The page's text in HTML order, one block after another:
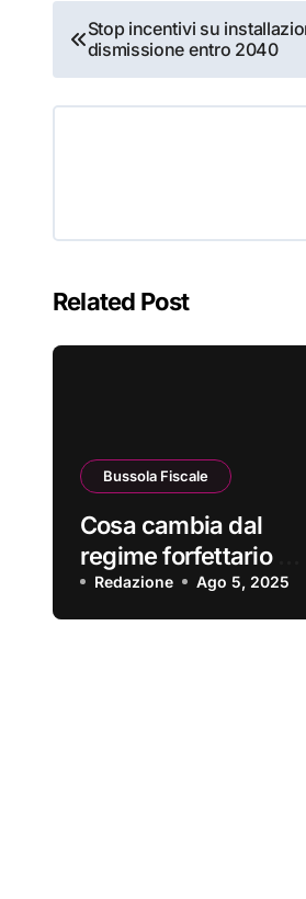
Navigazione
articoli
Stop incentivi su
dismissione entro 2040
Related Post
Bussola Fiscale
Cosa cambia dal
regime forfettario al
regime ordinario?
Redazione Ago 5, 2025